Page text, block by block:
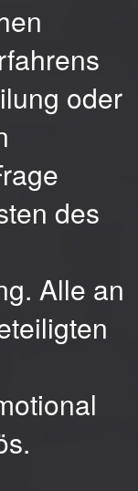
oder
des
Alle an